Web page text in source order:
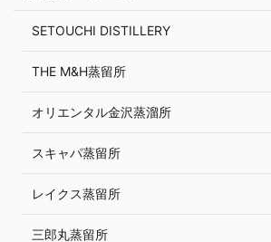
SETOUCHI DISTILLERY
THE M&H蒸留所
オリエンタル金沢蒸溜所
スキャパ蒸留所
レイクス蒸留所
三郎丸蒸留所